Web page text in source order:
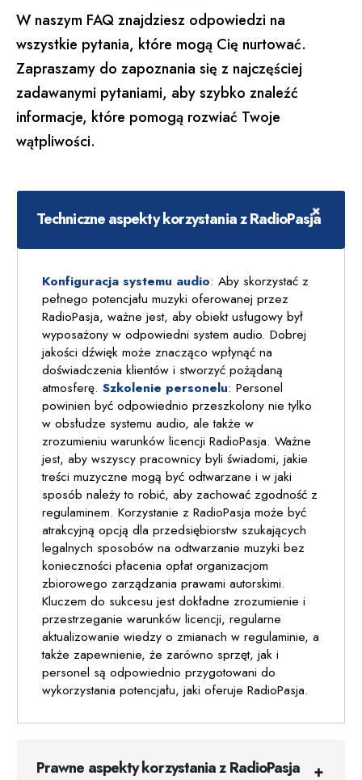
W naszym FAQ znajdziesz odpowiedzi na
wszystkie pytania, które mogą Cię nurtować.
Zapraszamy do zapoznania się z najczęściej
zadawanymi pytaniami, aby szybko znaleźć
informacje, które pomogą rozwiać Twoje
wątpliwości.
Techniczne aspekty korzystania z RadioPasja
Konfiguracja systemu audio: Aby skorzystać z
pełnego potencjału muzyki oferowanej przez
RadioPasja, ważne jest, aby obiekt usługowy był
wyposażony w odpowiedni system audio. Dobrej
jakości dźwięk może znacząco wpłynąć na
doświadczenia klientów i stworzyć pożądaną
atmosferę. Szkolenie personelu: Personel
powinien być odpowiednio przeszkolony nie tylko
w obsłudze systemu audio, ale także w
zrozumieniu warunków licencji RadioPasja. Ważne
jest, aby wszyscy pracownicy byli świadomi, jakie
treści muzyczne mogą być odtwarzane i w jaki
sposób należy to robić, aby zachować zgodność z
regulaminem. Korzystanie z RadioPasja może być
atrakcyjną opcją dla przedsiębiorstw szukających
legalnych sposobów na odtwarzanie muzyki bez
konieczności płacenia opłat organizacjom
zbiorowego zarządzania prawami autorskimi.
Kluczem do sukcesu jest dokładne zrozumienie i
przestrzeganie warunków licencji, regularne
aktualizowanie wiedzy o zmianach w regulaminie, a
także zapewnienie, że zarówno sprzęt, jak i
personel są odpowiednio przygotowani do
wykorzystania potencjału, jaki oferuje RadioPasja.
Prawne aspekty korzystania z RadioPasja